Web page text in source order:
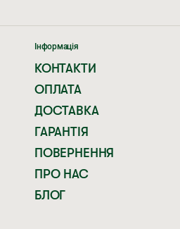
Інформація
КОНТАКТИ
ОПЛАТА
ДОСТАВКА
ГАРАНТІЯ
ПОВЕРНЕННЯ
ПРО НАС
БЛОГ